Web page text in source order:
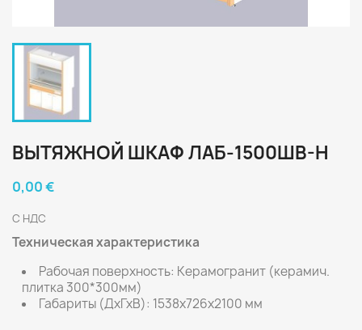
ВЫТЯЖНОЙ ШКАФ ЛАБ-1500ШВ-Н
0,00 €
С НДС
Техническая характеристика
Рабочая поверхность: Керамогранит (керамич.
плитка 300*300мм)
Габариты (ДхГхВ): 1538х726х2100 мм